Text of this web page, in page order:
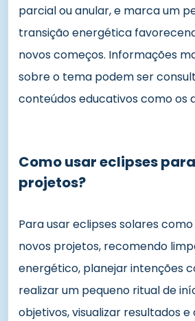
parcial ou anular, e marca um
transição energética
novos começos. Informações
sobre o tema podem ser
conteúdos educativos como os
Como usar eclipses
projetos?
Para usar eclipses solares
novos projetos, recomendo
energético, planejar intenções
realizar um pequeno ritual de
objetivos, visualizar resultados